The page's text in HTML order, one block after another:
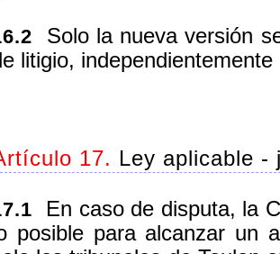
Solo la nueva versión
litigio,
17. Ley aplicable -
En caso de disputa, la
posible para alcanzar un